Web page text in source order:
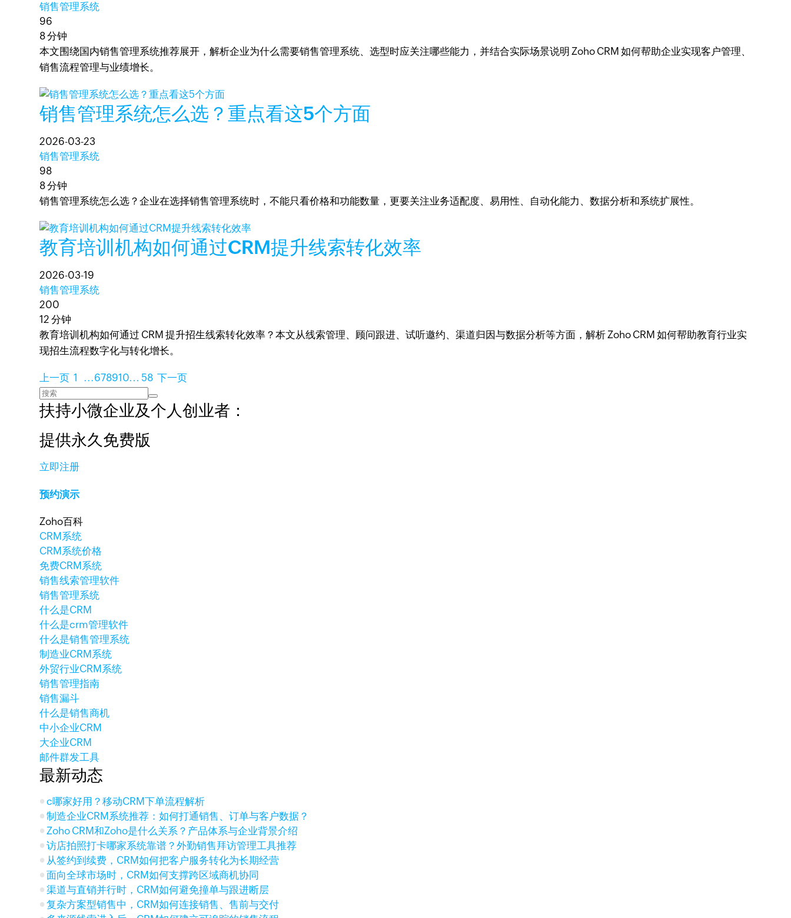
销售管理系统
96
8 分钟
本文围绕国内销售管理系统推荐展开，解析企业为什么需要销售管理系统、选型时应关注哪些能力，并结合实际场景说明 Zoho CRM 如何帮助企业实现客户管理、
销售流程管理与业绩增长。
销售管理系统怎么选？重点看这5个方面
2026-03-23
销售管理系统
98
8 分钟
销售管理系统怎么选？企业在选择销售管理系统时，不能只看价格和功能数量，更要关注业务适配度、易用性、自动化能力、数据分析和系统扩展性。
教育培训机构如何通过CRM提升线索转化效率
2026-03-19
销售管理系统
200
12 分钟
教育培训机构如何通过 CRM 提升招生线索转化效率？本文从线索管理、顾问跟进、试听邀约、渠道归因与数据分析等方面，解析 Zoho CRM 如何帮助教育行业实
现招生流程数字化与转化增长。
上一页1 ...678910... 58 下一页
扶持小微企业及个人创业者：
提供永久免费版
立即注册
预约演示
Zoho百科
CRM系统
CRM系统价格
免费CRM系统
销售线索管理软件
销售管理系统
什么是CRM
什么是crm管理软件
什么是销售管理系统
制造业CRM系统
外贸行业CRM系统
销售管理指南
销售漏斗
什么是销售商机
中小企业CRM
大企业CRM
邮件群发工具
最新动态
c哪家好用？移动CRM下单流程解析
制造企业CRM系统推荐：如何打通销售、订单与客户数据？
Zoho CRM和Zoho是什么关系？产品体系与企业背景介绍
访店拍照打卡哪家系统靠谱？外勤销售拜访管理工具推荐
从签约到续费，CRM如何把客户服务转化为长期经营
面向全球市场时，CRM如何支撑跨区域商机协同
渠道与直销并行时，CRM如何避免撞单与跟进断层
复杂方案型销售中，CRM如何连接销售、售前与交付